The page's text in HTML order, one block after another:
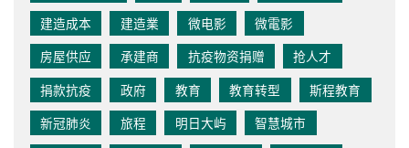
建造成本
建造業 微电影
微電影
房屋供应
承建商 抗疫物资捐赠
抢人才
捐款抗疫
政府 教育 教育转型
斯程教育
新冠肺炎
旅程 明日大屿
智慧城市